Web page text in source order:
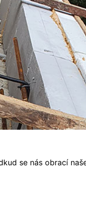
se nás obrací